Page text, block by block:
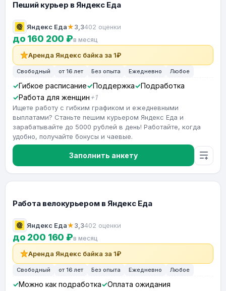
Пеший курьер в Яндекс Еда
Яндекс Еда★3,3402 оценки
до 160 200 ₽в месяц
Аренда Яндекс байка за 1₽
Свободный от 16 лет Без опыта Ежедневно Любое
Гибкое расписание Поддержка
Подработка
Работа для женщин +1
Ищете работу с гибким графиком и ежедневными
выплатами? Станьте пешим курьером Яндекс Еда и
зарабатывайте до 5000 рублей в день! Работайте, когда
удобно, получайте бонусы и чаевые.
Заполнить анкету
Работа велокурьером в Яндекс Еда
Яндекс Еда★3,3402 оценки
до 200 160 ₽в месяц
Аренда Яндекс байка за 1₽
Свободный от 16 лет Без опыта Ежедневно Любое
Можно как подработка
Оплата ожидания